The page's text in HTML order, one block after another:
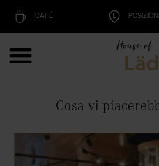
CAFÉ
Cosa vi